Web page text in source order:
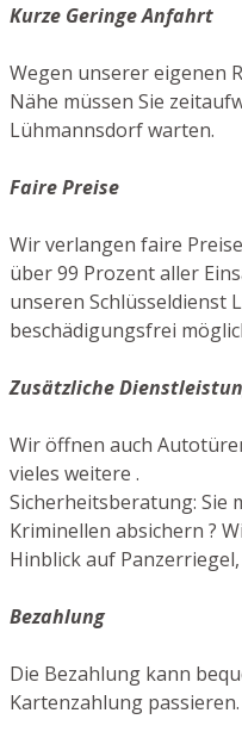
Kurze Geringe Anfahrt
Wegen unserer eigenen
Nähe müssen Sie
Lühmannsdorf warten.
Faire Preise
Wir verlangen faire
über 99 Prozent aller
unseren Schlüsseldienst
beschädigungsfrei
Zusätzliche
Wir öffnen auch
vieles weitere .
Sicherheitsberatung:
Kriminellen absichern ?
Hinblick auf
Bezahlung
Die Bezahlung kann
Kartenzahlung passieren.